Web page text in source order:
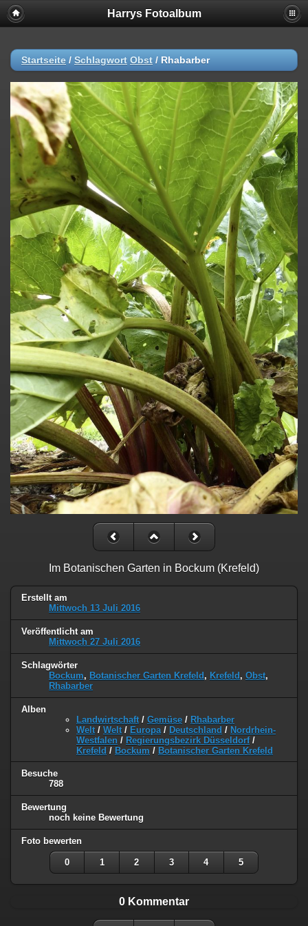
Harrys Fotoalbum
Startseite / Schlagwort Obst / Rhabarber
Im Botanischen Garten in Bockum (Krefeld)
Erstellt am
Mittwoch 13 Juli 2016
Veröffentlicht am
Mittwoch 27 Juli 2016
Schlagwörter
Bockum, Botanischer Garten Krefeld, Krefeld, Obst,
Rhabarber
Alben
Landwirtschaft / Gemüse / Rhabarber
Welt / Welt / Europa / Deutschland / Nordrhein-
Westfalen / Regierungsbezirk Düsseldorf/
Krefeld / Bockum / Botanischer Garten Krefeld
Besuche
788
Bewertung
noch keine Bewertung
Foto bewerten
0 1 2 3 4 5
0 Kommentar